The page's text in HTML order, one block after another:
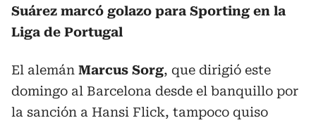
Suárez marcó golazo para Sporting en la
Liga de Portugal
El alemán Marcus Sorg, que dirigió este
domingo al Barcelona desde el banquillo por
la sanción a Hansi Flick, tampoco quiso